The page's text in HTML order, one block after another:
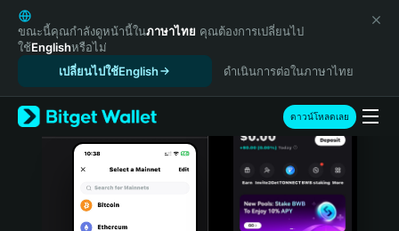
English
日本語
Tiếng Việt
Español (Latinoamérica)
Türkçe
Italiano
ขณะนี้คุณกำลังดูหน้านี้ในภาษาไทย คุณต้องการเปลี่ยนไป
ใช้Englishหรือไม่
เปลี่ยนไปใช้English
ดำเนินการต่อในภาษาไทย
ดาวน์โหลดเลย